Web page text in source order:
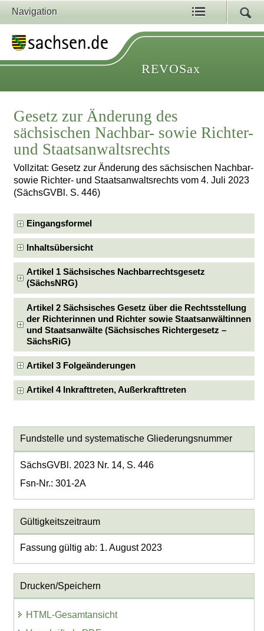
Navigation
REVOSax
Gesetz zur Änderung des
sächsischen Nachbar- sowie Richter-
und Staatsanwaltsrechts
Vollzitat: Gesetz zur Änderung des sächsischen Nachbar-
sowie Richter- und Staatsanwaltsrechts vom 4. Juli 2023
(SächsGVBl. S. 446)
Eingangsformel
Inhaltsübersicht
Artikel 1 Sächsisches Nachbarrechtsgesetz
(SächsNRG)
Artikel 2 Sächsisches Gesetz über die Rechtsstellung
der Richterinnen und Richter sowie Staatsanwältinnen
und Staatsanwälte (Sächsisches Richtergesetz –
SächsRiG)
Artikel 3 Folgeänderungen
Artikel 4 Inkrafttreten, Außerkrafttreten
Fundstelle und systematische Gliederungsnummer
SächsGVBl. 2023 Nr. 14, S. 446
Fsn-Nr.: 301-2A
Gültigkeitszeitraum
Fassung gültig ab: 1. August 2023
Drucken/Speichern
HTML-Gesamtansicht